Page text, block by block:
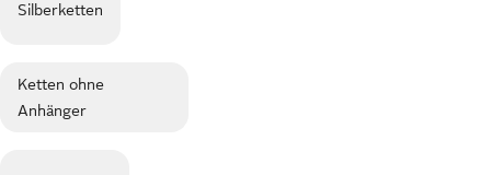
Silberketten
Ketten ohne
Anhänger